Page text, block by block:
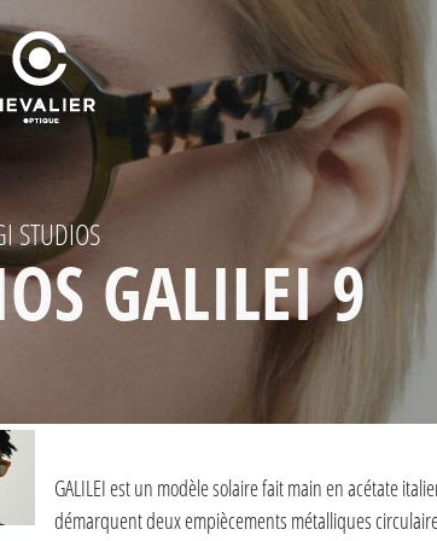
STUDIOS
GALILEI 9
GALILEI est un modèle solaire fait main en acétate
démarquent deux empiècements métalliques